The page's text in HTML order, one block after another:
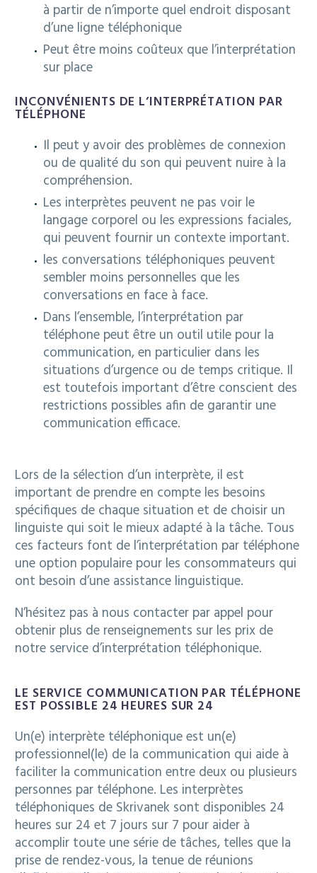
à partir de n’importe quel endroit disposant
d’une ligne téléphonique
Peut être moins coûteux que l’interprétation
sur place
INCONVÉNIENTS DE L’INTERPRÉTATION PAR
TÉLÉPHONE
Il peut y avoir des problèmes de connexion
ou de qualité du son qui peuvent nuire à la
compréhension.
Les interprètes peuvent ne pas voir le
langage corporel ou les expressions faciales,
qui peuvent fournir un contexte important.
les conversations téléphoniques peuvent
sembler moins personnelles que les
conversations en face à face.
Dans l’ensemble, l’interprétation par
téléphone peut être un outil utile pour la
communication, en particulier dans les
situations d’urgence ou de temps critique. Il
est toutefois important d’être conscient des
restrictions possibles afin de garantir une
communication efficace.
Lors de la sélection d’un interprète, il est
important de prendre en compte les besoins
spécifiques de chaque situation et de choisir un
linguiste qui soit le mieux adapté à la tâche. Tous
ces facteurs font de l’interprétation par téléphone
une option populaire pour les consommateurs qui
ont besoin d’une assistance linguistique.
N’hésitez pas à nous contacter par appel pour
obtenir plus de renseignements sur les prix de
notre service d’interprétation téléphonique.
LE SERVICE COMMUNICATION PAR TÉLÉPHONE
EST POSSIBLE 24 HEURES SUR 24
Un(e) interprète téléphonique est un(e)
professionnel(le) de la communication qui aide à
faciliter la communication entre deux ou plusieurs
personnes par téléphone. Les interprètes
téléphoniques de Skrivanek sont disponibles 24
heures sur 24 et 7 jours sur 7 pour aider à
accomplir toute une série de tâches, telles que la
prise de rendez-vous, la tenue de réunions